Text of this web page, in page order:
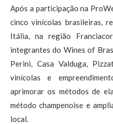
Após a participação na
cinco vinícolas brasileiras,
Itália, na região
integrantes do Wines of
Perini, Casa Valduga,
vinícolas e
aprimorar os métodos de
método champenoise e
local.